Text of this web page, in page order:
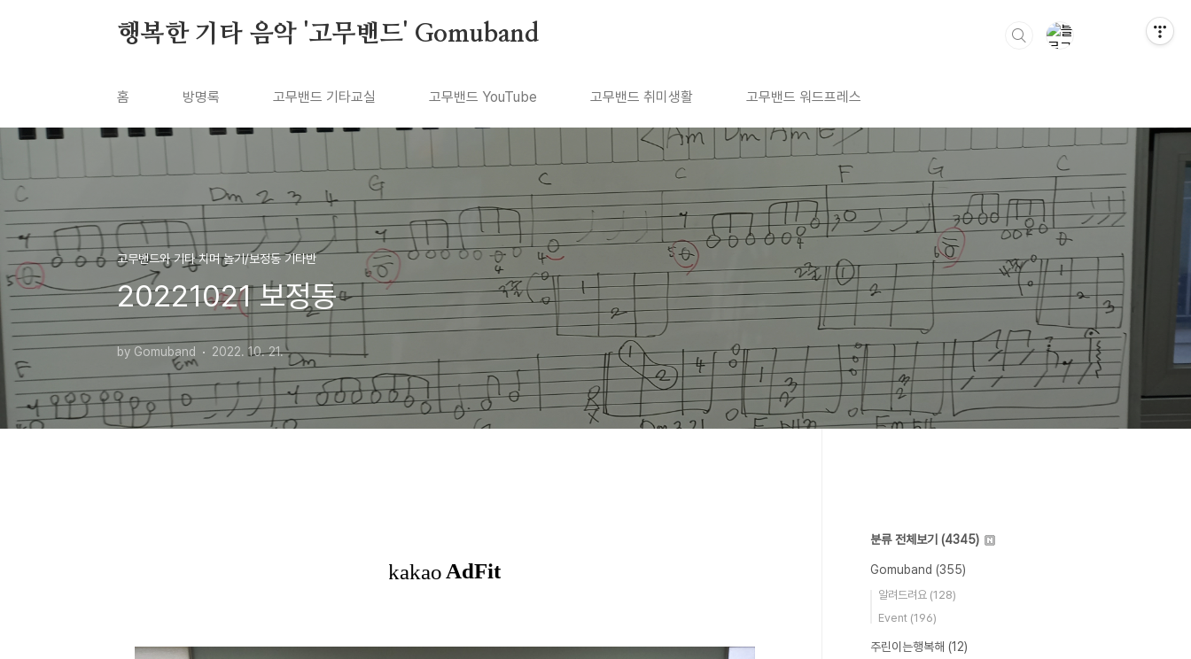
행복한 기타 음악 '고무밴드' Gomuband
홈 방명록 고무밴드 기타교실 고무밴드 YouTube 고무밴드 취미생활 고무밴드 워드프레스
고무밴드와 기타 치며 놀기/보정동 기타반
20221021 보정동
by Gomuband 2022. 10. 21.
분류 전체보기 (4345)
Gomuband (355)
알려드려요 (128)
Event (196)
주린이는행복해 (12)